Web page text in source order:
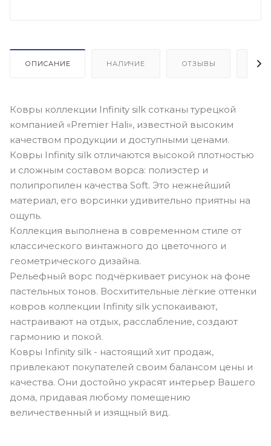
ОПИСАНИЕ НАЛИЧИЕ ОТЗЫВЫ
Ковры коллекции Infinity silk сотканы турецкой
компанией «Premier Hali», известной высоким
качеством продукции и доступными ценами.
Ковры Infinity silk отличаются высокой плотностью
и сложным составом ворса: полиэстер и
полипропилен качества Soft. Это нежнейший
материал, его ворсинки удивительно приятны на
ощупь.
Коллекция выполнена в современном стиле от
классического винтажного до цветочного и
геометрического дизайна.
Рельефный ворс подчёркивает рисунок на фоне
пастельных тонов. Восхитительные лёгкие оттенки
ковров коллекции Infinity silk успокаивают,
настраивают на отдых, расслабление, создают
гармонию и покой.
Ковры Infinity silk - настоящий хит продаж,
привлекают покупателей своим балансом цены и
качества. Они достойно украсят интерьер Вашего
дома, придавая любому помещению
величественный и изящный вид.